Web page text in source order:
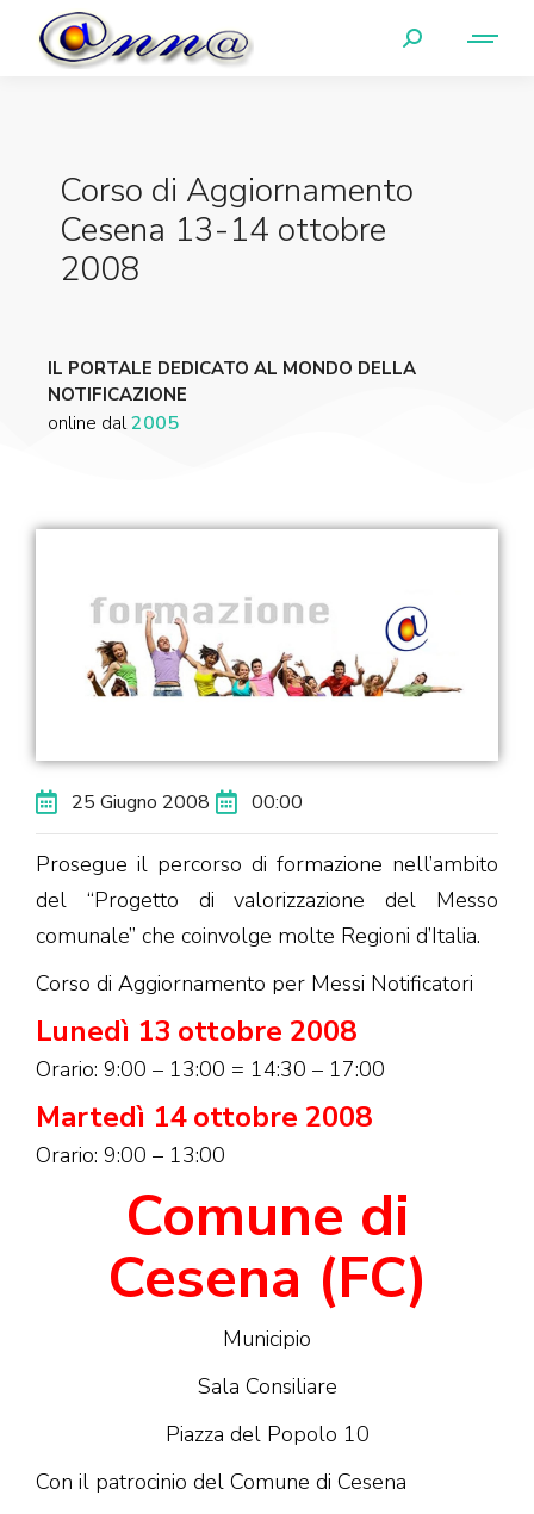
Corso di Aggiornamento
Cesena 13-14 ottobre
2008
IL PORTALE DEDICATO AL MONDO DELLA
NOTIFICAZIONE
online dal2005
25 Giugno 2008 00:00
Prosegue il percorso di formazione nell’ambito
del “Progetto di valorizzazione del Messo
comunale” che coinvolge molte Regioni d’Italia.
Corso di Aggiornamento per Messi Notificatori
Lunedì 13 ottobre 2008
Orario: 9:00 – 13:00 = 14:30 – 17:00
Martedì 14 ottobre 2008
Orario: 9:00 – 13:00
Comune di
Cesena (FC)
Municipio
Sala Consiliare
Piazza del Popolo 10
Con il patrocinio del Comune di Cesena